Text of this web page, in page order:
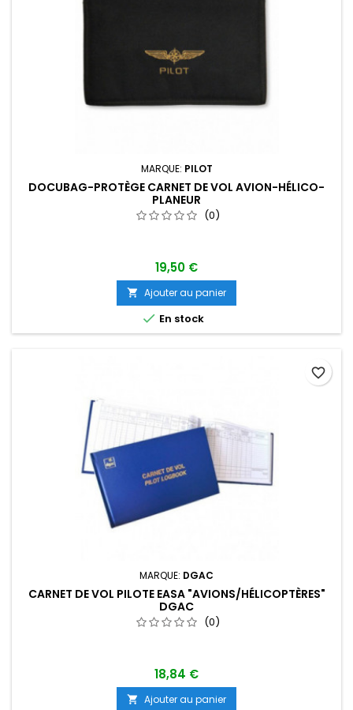
MARQUE: PILOT
DOCUBAG-PROTÈGE CARNET DE VOL AVION-HÉLICO-
PLANEUR
(0)
19,50 €
 Ajouter au panier
 En stock
MARQUE: DGAC
CARNET DE VOL PILOTE EASA "AVIONS/HÉLICOPTÈRES"
DGAC
(0)
18,84 €
 Ajouter au panier
favorite_border